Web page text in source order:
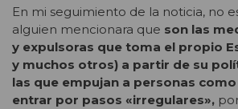
En mi seguimiento de la noticia, no
alguien mencionara que son las
y expulsoras que toma el propio
y muchos otros) a partir de su
las que empujan a personas
entrar por pasos «irregulares»,